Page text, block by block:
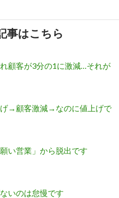
事はこちら
顧客が3分の1に激減…それが
3倍になった大逆転の秘密と
→顧客激減→なのに値上げで
い営業」から脱出です
いのは怠慢です